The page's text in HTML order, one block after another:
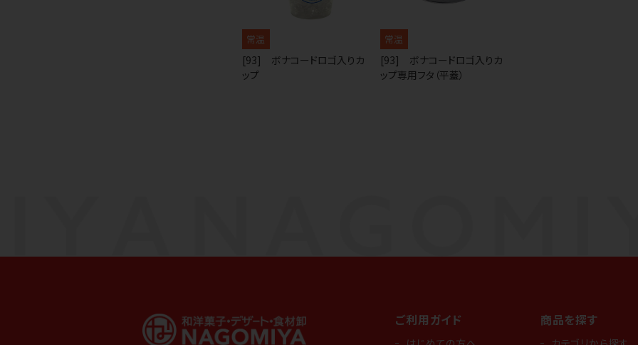
常温
[93] ボナコードロゴ入りカ
ップ
常温
[93] ボナコードロゴ入りカ
ップ専用フタ（平蓋）
ご利用ガイド 商品を探す